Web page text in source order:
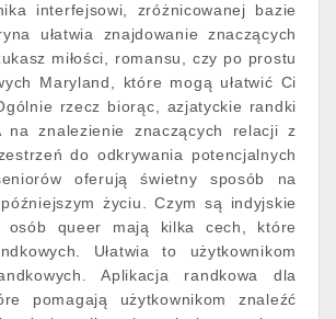
interfejsowi, zróżnicowanej bazie
ułatwia znajdowanie znaczących
miłości, romansu, czy po prostu
Maryland, które mogą ułatwić Ci
rzecz biorąc, azjatyckie randki
znalezienie znaczących relacji z
do odkrywania potencjalnych
oferują świetny sposób na
życiu. Czym są indyjskie
osób queer mają kilka cech, które
Ułatwia to użytkownikom
Aplikacja randkowa dla
pomagają użytkownikom znaleźć